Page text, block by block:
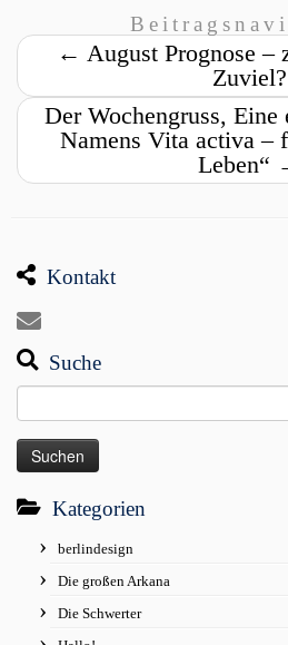
← August Prognose –
Zuviel?
Der Wochengruss, Eine
Namens Vita activa –
Leben“
Kontakt
Suche
nach:
Kategorien
berlindesign
Die großen Arkana
Die Schwerter